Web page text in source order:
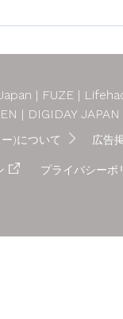
FUZE
DIGIDAY JAPAN
)について 広告
プライバシーポ